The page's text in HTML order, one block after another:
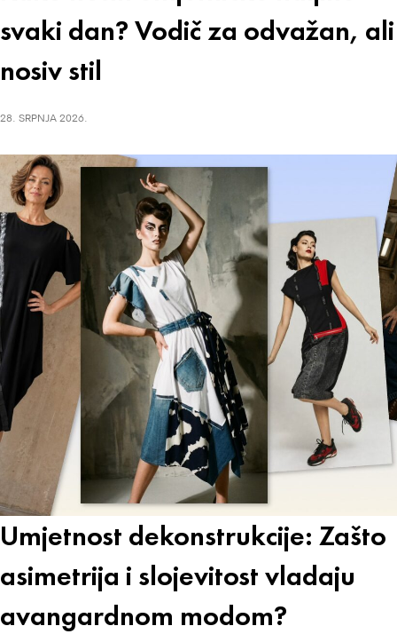
svaki dan? Vodič za odvažan, ali
nosiv stil
28. SRPNJA 2026.
Umjetnost dekonstrukcije: Zašto
asimetrija i slojevitost vladaju
avangardnom modom?